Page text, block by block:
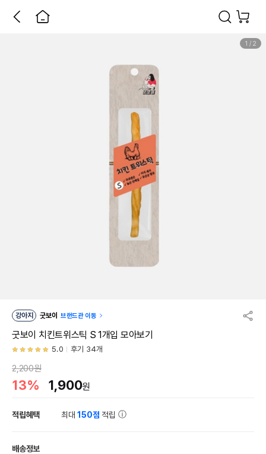
1 / 2
강아지 굿보이 브랜드관 이동
굿보이 치킨트위스틱 S 1개입 모아보기
5.0 후기 34개
2,200원
13% 1,900원
적립혜택 최대150점 적립
배송정보